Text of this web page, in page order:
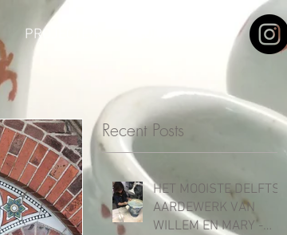
PROJECTEN
Recent Posts
HET MOOISTE DELFTS
AARDEWERK VAN
WILLEM EN MARY -